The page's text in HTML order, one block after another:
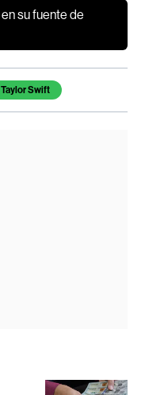
en su fuente de
Taylor Swift